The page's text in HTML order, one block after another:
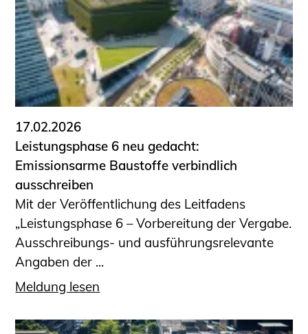
17.02.2026
Leistungsphase 6 neu gedacht:
Emissionsarme Baustoffe verbindlich
ausschreiben
Mit der Veröffentlichung des Leitfadens
„Leistungsphase 6 – Vorbereitung der Vergabe.
Ausschreibungs- und ausführungsrelevante
Angaben der ...
Meldung lesen